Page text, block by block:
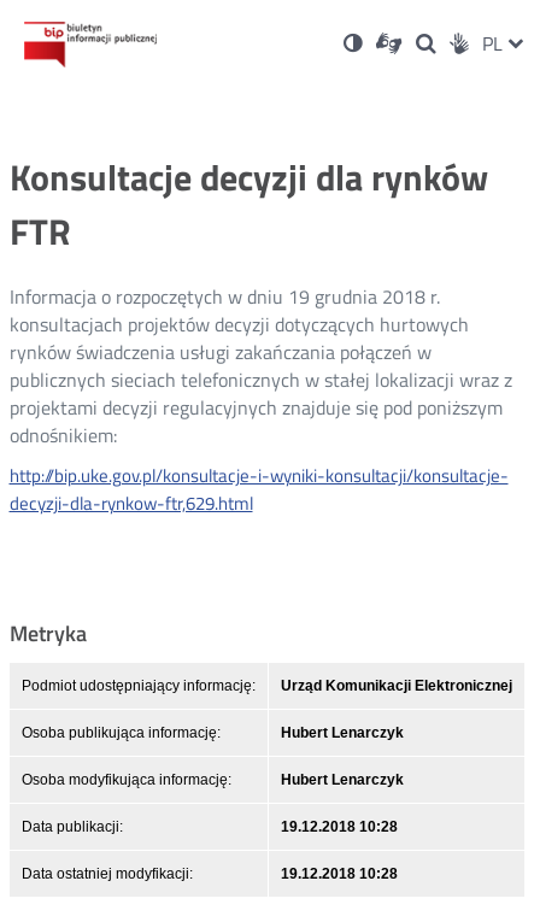
Ustawienia
Wersja
kontrastowa
Dla
niesłyszących
OtwórzOtwórz
w
Otwórz
w
Social PL
Konsultacje decyzji dla rynków
FTR
Informacja o rozpoczętych w dniu 19 grudnia 2018 r.
konsultacjach projektów decyzji dotyczących hurtowych
rynków świadczenia usługi zakańczania połączeń w
publicznych sieciach telefonicznych w stałej lokalizacji wraz z
projektami decyzji regulacyjnych znajduje się pod poniższym
odnośnikiem:
http://bip.uke.gov.pl/konsultacje-i-wyniki-konsultacji/konsultacje-
decyzji-dla-rynkow-ftr,629.html
Metryka
Podmiot udostępniający informację: Urząd Komunikacji Elektronicznej
Osoba publikująca informację: Hubert Lenarczyk
Osoba modyfikująca informację: Hubert Lenarczyk
Data publikacji: 19.12.2018 10:28
Data ostatniej modyfikacji: 19.12.2018 10:28